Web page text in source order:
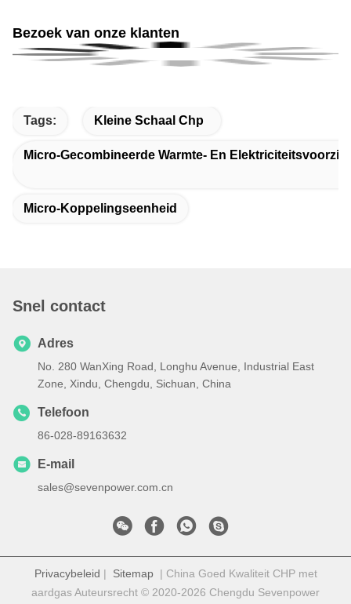
Bezoek van onze klanten
Tags: Kleine Schaal Chp
Micro-Gecombineerde Warmte- En
Micro-Koppelingseenheid
Snel contact
Adres
No. 280 WanXing Road, Longhu Avenue, Industrial East
Zone, Xindu, Chengdu, Sichuan, China
Telefoon
86-028-89163632
E-mail
sales@sevenpower.com.cn
Privacybeleid | Sitemap| China Goed Kwaliteit CHP met
aardgas Auteursrecht © 2020-2026 Chengdu Sevenpower